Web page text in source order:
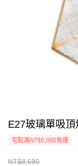
E27玻璃單吸
宅配滿NT$5,000免運
NT$8,690